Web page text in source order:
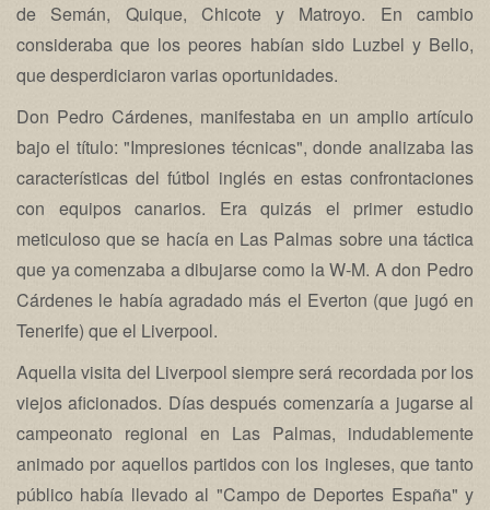
de Semán, Quique, Chicote y Matroyo. En cambio
consideraba que los peores habían sido Luzbel y Bello,
que desperdiciaron varias oportunidades.
Don Pedro Cárdenes, manifestaba en un amplio artículo
bajo el título: "Impresiones técnicas", donde analizaba las
características del fútbol inglés en estas confrontaciones
con equipos canarios. Era quizás el primer estudio
meticuloso que se hacía en Las Palmas sobre una táctica
que ya comenzaba a dibujarse como la W-M. A don Pedro
Cárdenes le había agradado más el Everton (que jugó en
Tenerife) que el Liverpool.
Aquella visita del Liverpool siempre será recordada por los
viejos aficionados. Días después comenzaría a jugarse al
campeonato regional en Las Palmas, indudablemente
animado por aquellos partidos con los ingleses, que tanto
público había llevado al "Campo de Deportes España" y